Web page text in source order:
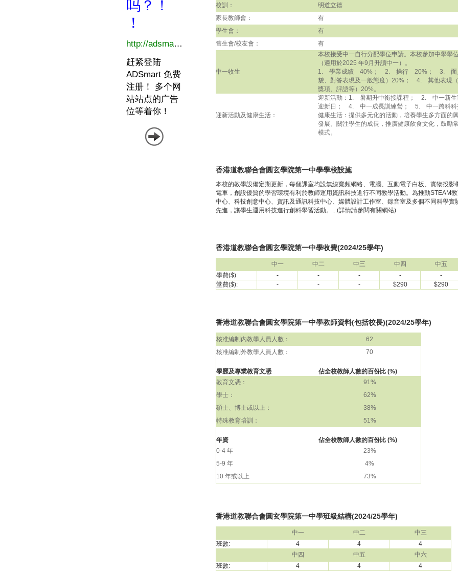
校訓：
明道立德
家長教師會：
有
學生會：
有
舊生會/校友會：
有
中一收生
本校接受中一自行分配學位申請。本校參加中學學
（適用於2025 年9月升讀中一）。
1. 學業成績 40%； 2. 操行 20%； 3. 面見
貌、對答表現及一般態度）20%； 4. 其他表現（
獎項、評語等）20%。
迎新活動及健康生活：
迎新活動：1. 暑期升中銜接課程； 2. 中一新
迎新日； 4. 中一成長訓練營； 5. 中一跨科科
健康生活：提供多元化的活動，培養學生多方面的
發展。關注學生的成長，推廣健康飲食文化，鼓勵
模式。
香港道教聯合會圓玄學院第一中學學校設施
本校的教學設備定期更新，每個課室均設無線寬頻網絡、電腦、互動電子白板、實物投影
電車，創設優質的學習環境有利於教師運用資訊科技進行不同教學活動。為推動STEAM
中心、科技創意中心、資訊及通訊科技中心、媒體設計工作室、錄音室及多個不同科學實
先進，讓學生運用科技進行創科學習活動。...(詳情請參閱有關網站)
香港道教聯合會圓玄學院第一中學收費(2024/25學年)
中一 中二 中三 中四 中五
學費($):
- - - - -
堂費($):
- - - $290 $290
香港道教聯合會圓玄學院第一中學教師資料(包括校長)(2024/25學年)
核准編制內教學人員人數：
62
核准編制外教學人員人數：
70
學歷及專業教育文憑
佔全校教師人數的百份比 (%)
教育文憑：
91%
學士：
62%
碩士、博士或以上：
38%
特殊教育培訓：
51%
年資
佔全校教師人數的百份比 (%)
0-4 年
23%
5-9 年
4%
10 年或以上
73%
香港道教聯合會圓玄學院第一中學班級結構(2024/25學年)
中一 中二
中三
班數:
4 4
4
中四
中五
中六
班數:
4 4 4